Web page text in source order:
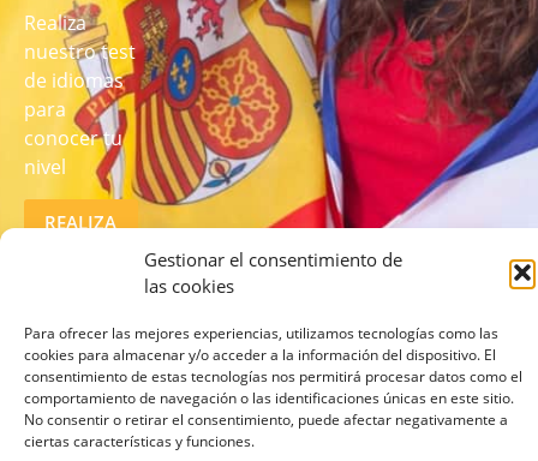
Gestionar el consentimiento de
las cookies
Para ofrecer las mejores experiencias, utilizamos tecnologías como las
cookies para almacenar y/o acceder a la información del dispositivo. El
consentimiento de estas tecnologías nos permitirá procesar datos como el
comportamiento de navegación o las identificaciones únicas en este sitio.
No consentir o retirar el consentimiento, puede afectar negativamente a
ciertas características y funciones.
Realiza
nuestro test
de idiomas
para
conocer tu
nivel
REALIZA
© 2026 lcampus.co Todos los derechos reservados.